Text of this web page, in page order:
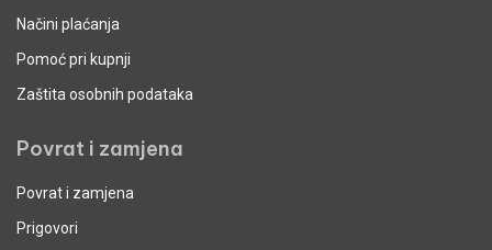
Načini plaćanja
Pomoć pri kupnji
Zaštita osobnih podataka
Povrat i zamjena
Povrat i zamjena
Prigovori